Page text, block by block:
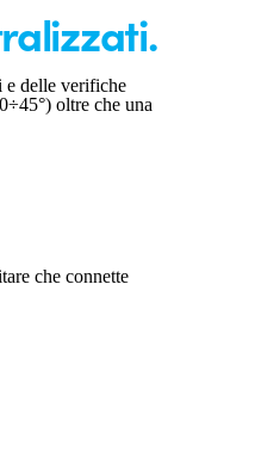
delle verifiche
oltre che una
che connette